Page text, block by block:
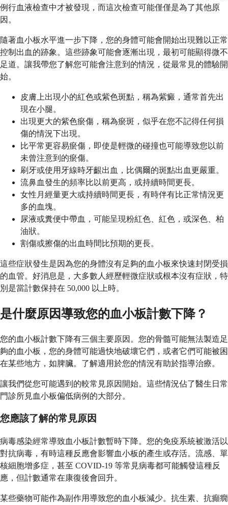
例行血液檢查中才被發現，而這次檢查可能僅僅是為了其他原
因。
隨著血小板水平進一步下降，您的身體可能會開始出現難以正常
控制出血的跡象。這些跡象可能會逐漸出現，最初可能顯得微不
足道。讓我帶您了解您可能會注意到的情況，從最常見的體驗開
始。
皮膚上出現小的紅色或紫色斑點，稱為紫癜，通常首先出
現在小腿。
出現更大的紫色瘀傷，稱為瘀斑，似乎在您不記得任何損
傷的情況下出現。
比平常更容易瘀傷，即使是輕微的碰撞也可能導致您以前
未曾注意到的瘀傷。
刷牙或使用牙線時牙齦出血，比偶爾的斑點出血更嚴重。
流鼻血發生的頻率比以前更高，或持續時間更長。
女性月經量更大或持續時間更長，有時伴有比正常情況更
多的血塊。
尿液或糞便中帶血，可能呈現粉紅色、紅色，或深色、柏
油狀。
割傷或擦傷的出血時間比預期的更長。
這些症狀發生是因為您的身體沒有足夠的血小板來快速封閉受損
的血管。好消息是，大多數人經歷輕微症狀或根本沒有症狀，特
別是當計數保持在 50,000 以上時。
是什麼原因導致您的血小板計數下降？
您的血小板計數下降有三個主要原因。您的骨髓可能無法製造足
夠的血小板，您的身體可能過快地破壞它們，或者它們可能被困
在某些地方，如脾臟。了解適用於您的情況有助於指導治療。
讓我們從您可能遇到的較常見原因開始。這些情況佔了醫生日常
門診所見血小板偏低病例的大部分。
您應該了解的常見原因
病毒感染經常導致血小板計數暫時下降。您的免疫系統被激活以
對抗病毒，有時這種反應會影響血小板的產生或存活。流感、單
核細胞增多症，甚至 COVID-19 等常見病毒都可能觸發這種反
應，但計數通常在康復後會回升。
某些藥物可能作為副作用導致您的血小板減少。抗生素、抗癲癇